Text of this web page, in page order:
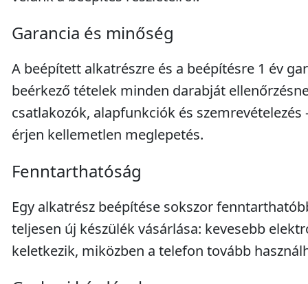
Garancia és minőség
A beépített alkatrészre és a beépítésre 1 év
beérkező tételek minden darabját
csatlakozók, alapfunkciók és
érjen kellemetlen meglepetés.
Fenntarthatóság
Egy alkatrész beépítése sokszor
teljesen új készülék vásárlása: kevesebb
keletkezik, miközben a telefon tovább